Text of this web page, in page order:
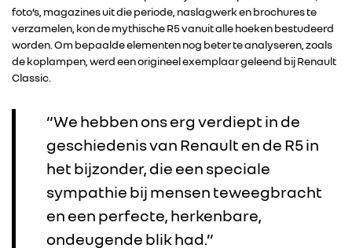
foto’s, magazines uit die periode, naslagwerk en brochures te
verzamelen, kon de mythische R5 vanuit alle hoeken bestudeerd
worden. Om bepaalde elementen nog beter te analyseren, zoals
de koplampen, werd een origineel exemplaar geleend bij Renault
Classic.
“We hebben ons erg verdiept in de
geschiedenis van Renault en de R5 in
het bijzonder, die een speciale
sympathie bij mensen teweegbracht
en een perfecte, herkenbare,
ondeugende blik had.”